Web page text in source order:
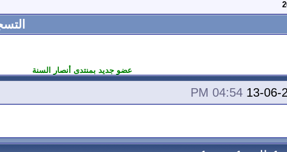
عضو جديد بمنتدى أنصار السنة
04:54 PM